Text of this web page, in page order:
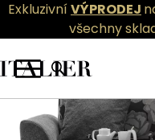
ExkluzivníVÝPRODEJ
všechny